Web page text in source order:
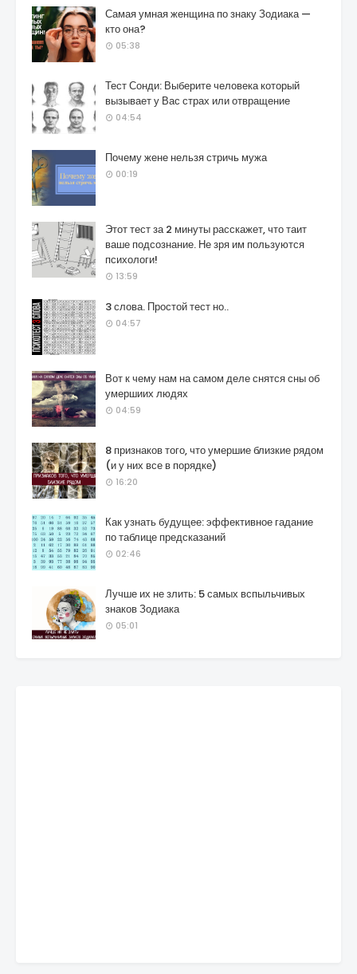
Самая умная женщина по знаку Зодиака —
кто она?
05:38
Тест Сонди: Выберите человека который
вызывает у Вас страх или отвращение
04:54
Почему жене нельзя стричь мужа
00:19
Этот тест за 2 минуты расскажет, что таит
ваше подсознание. Не зря им пользуются
психологи!
13:59
3 слова. Простой тест но..
04:57
Вот к чему нам на самом деле снятся сны об
умершиих людях
04:59
8 признаков того, что умершие близкие рядом
(и у них все в порядке)
16:20
Как узнать будущее: эффективное гадание
по таблице предсказаний
02:46
Лучше их не злить: 5 самых вспыльчивых
знаков Зодиака
05:01